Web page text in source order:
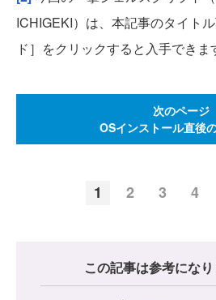
ICHIGEKI）は、本記事のタイト
ド］をクリックすると入手できま
次のページ
OSインストール直後
1 2 3 4
この記事は参考にな